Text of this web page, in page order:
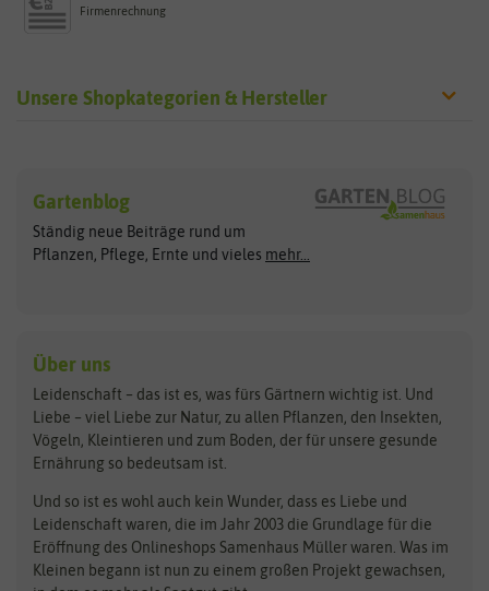
Firmenrechnung
Unsere Shopkategorien & Hersteller
Exotische Samen
Gemüsesamen
Gründünger
Kräutersamen
Obstsamen
Pilzbrut
Rasensamen
Steckzwiebeln
Zimmer & Kübelpflanzen
Kataloge
Schnäppchen
Arche Noah
ASB Greenworld
Benary
Bingenheimer Saatgut
Bionana
BIOWOL
Blumicorn
Bûten Birds
Clever Pots
COMPO
Dürr-Samen
Feldsaaten Freudenberger
Fertil
Flora Elite
Gartenblog
Ständig neue Beiträge rund um
Pflanzen, Pflege, Ernte und vieles mehr...
Über uns
Leidenschaft – das ist es, was fürs Gärtnern wichtig ist. Und
Liebe – viel Liebe zur Natur, zu allen Pflanzen, den Insekten,
Vögeln, Kleintieren und zum Boden, der für unsere gesunde
Ernährung so bedeutsam ist.
Und so ist es wohl auch kein Wunder, dass es Liebe und
Leidenschaft waren, die im Jahr 2003 die Grundlage für die
Eröffnung des Onlineshops Samenhaus Müller waren. Was im
Kleinen begann ist nun zu einem großen Projekt gewachsen,